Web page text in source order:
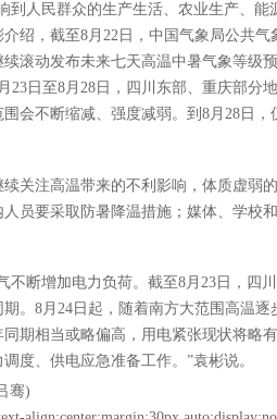
到人民群众的生产生活、农业生产、
绍，截至8月22日，中国气象局公共
滚动发布未来七天高温中暑气象等级
23日至8月28日，四川东部、重庆部分
会不断缩减、强度减弱。到8月28日
续关注高温带来的不利影响，体质虚弱
员要采取防暑降温措施；媒体、学校
不断增加电力负荷。截至8月23日，四
。8月24日起，随着南方大范围高温
期相当或略偏高，用电紧张现状将略
度、供电应急准备工作。”袁彬说。
骞)